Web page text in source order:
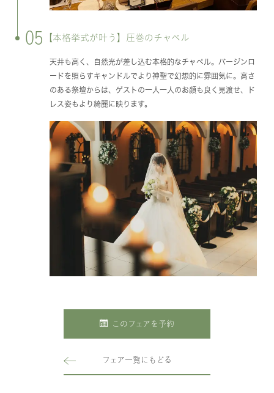
05 【本格挙式が叶う】圧巻のチャペル
天井も高く、自然光が差し込む本格的なチャペル。バージンロ
ードを照らすキャンドルでより神聖で幻想的に雰囲気に。高さ
のある祭壇からは、ゲストの一人一人のお顔も良く見渡せ、ド
レス姿もより綺麗に映ります。
このフェアを予約
フェア一覧にもどる